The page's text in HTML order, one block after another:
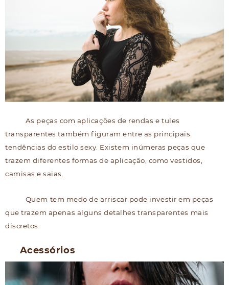
As peças com aplicações de rendas e tules
transparentes também figuram entre as principais
tendências do estilo sexy. Existem inúmeras peças que
trazem diferentes formas de aplicação, como vestidos,
camisas e saias.
Quem tem medo de arriscar pode investir em peças
que trazem apenas alguns detalhes transparentes mais
discretos.
Acessórios